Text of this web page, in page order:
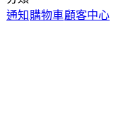
通知 購物車顧客中心